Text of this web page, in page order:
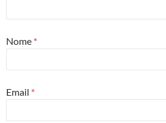
Nome *
Email *